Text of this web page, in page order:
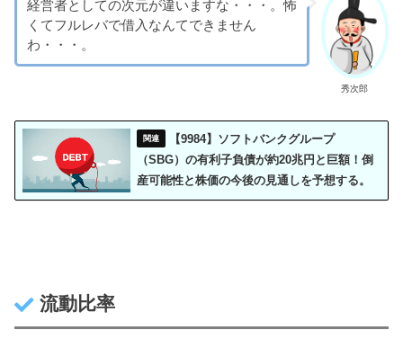
秀次郎
経営者としての次元が違いますな・・・。怖
くてフルレバで借入なんてできません
わ・・・。
【9984】ソフトバンクグループ
（SBG）の有利子負債が約20兆円と巨額！倒
産可能性と株価の今後の見通しを予想する。
流動比率